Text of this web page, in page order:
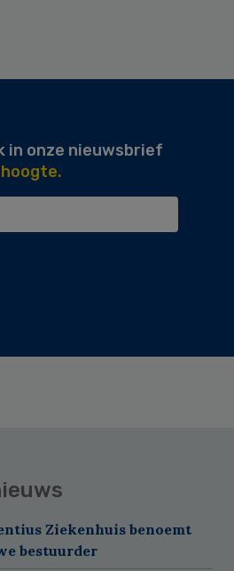
in onze nieuwsbrief
Ziekenhuis benoemt
bestuurder